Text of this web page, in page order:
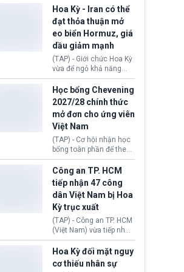
Định cư EU (EU
Settlement Scheme -
EUSS) sau khi xác định
có trường hợp được cấp
quy chế cư trú hậu
Brexit “do nhầm lẫn”.
Động thái này làm dấy
lên lo ngại về việc thực
thi Thỏa thuận Rút khỏi
Liên minh châu Âu
(Withdrawal
Agreement).
Hoa Kỳ - Iran có thể
đạt thỏa thuận mở
eo biển Hormuz, giá
dầu giảm mạnh
(TAP) - Giới chức Hoa Kỳ
vừa để ngỏ khả năng
sớm đạt thỏa thuận với
Iran nhằm mở lại eo biển
Hormuz, mở đường cho
việc khôi phục hoạt
động hàng hải. Những
tín hiệu ngoại giao tích
cực này lập tức tác động
đến thị trường năng
lượng, kéo giá dầu thế
giới lùi sâu xuống dưới
mức 80 USD/thùng.
Học bổng Chevening
2027/28 chính thức
mở đơn cho ứng viên
Việt Nam
(TAP) - Cơ hội nhận học
bổng toàn phần để theo
học chương trình thạc sĩ
tại Vương quốc Anh đã
chính thức quay trở lại.
Học bổng Chevening
2027/28 của Chính phủ
Anh vừa mở cổng ứng
tuyển dành riêng ứng
viên Việt Nam, hỗ trợ
toàn bộ chi phí học tập
cùng nhiều quyền lợi
trong suốt một năm
học.
Công an TP. HCM
tiếp nhận 47 công
dân Việt Nam bị Hoa
Kỳ trục xuất
(TAP) - Công an TP. HCM
(Việt Nam) vừa tiếp nhận
47 công dân Việt Nam bị
Hoa Kỳ trục xuất về
nước. Đây là đợt có số
lượng lớn nhất từ đầu
Hoa Kỳ đối mặt nguy
cơ thiếu nhân sự